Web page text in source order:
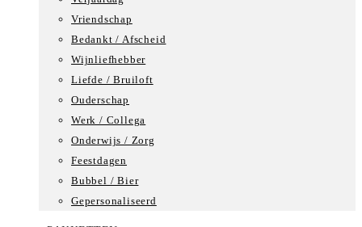
Vriendschap
Bedankt / Afscheid
Wijnliefhebber
Liefde / Bruiloft
Ouderschap
Werk / Collega
Onderwijs / Zorg
Feestdagen
Bubbel / Bier
Gepersonaliseerd